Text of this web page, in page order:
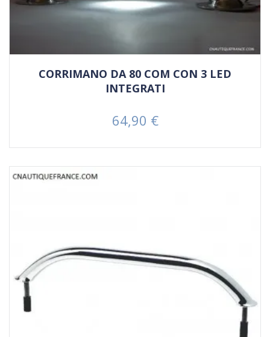
CORRIMANO DA 80 COM CON 3 LED
INTEGRATI
Prezzo
64,90 €